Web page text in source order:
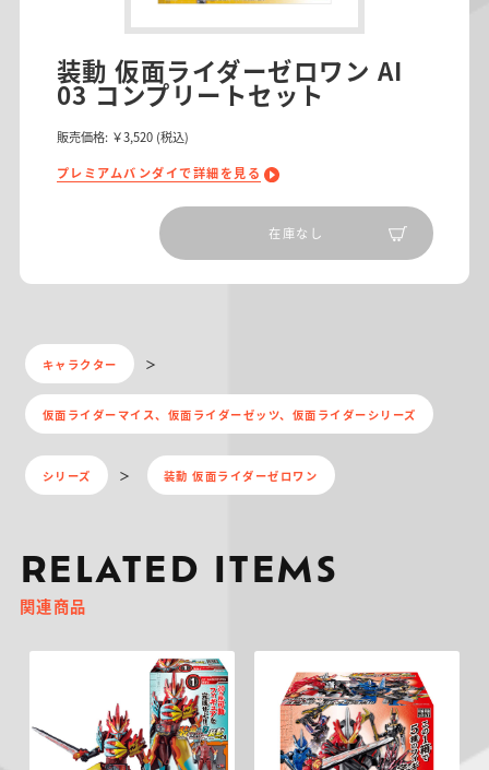
装動 仮面ライダーゼロワン AI
03 コンプリートセット
販売価格: ￥3,520 (税込)
プレミアムバンダイで詳細を見る
在庫なし
キャラクター
仮面ライダーマイス、仮面ライダーゼッツ、仮面ライダーシリーズ
シリーズ 装動 仮面ライダーゼロワン
RELATED ITEMS
関連商品